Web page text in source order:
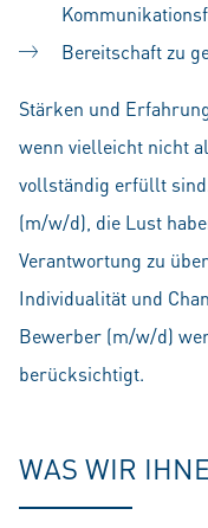
Bereitschaft zu
Stärken und
wenn vielleicht nicht
vollständig erfüllt
(m/w/d), die Lust
Verantwortung zu
Individualität und
Bewerber (m/w/d)
berücksichtigt.
WAS WIR